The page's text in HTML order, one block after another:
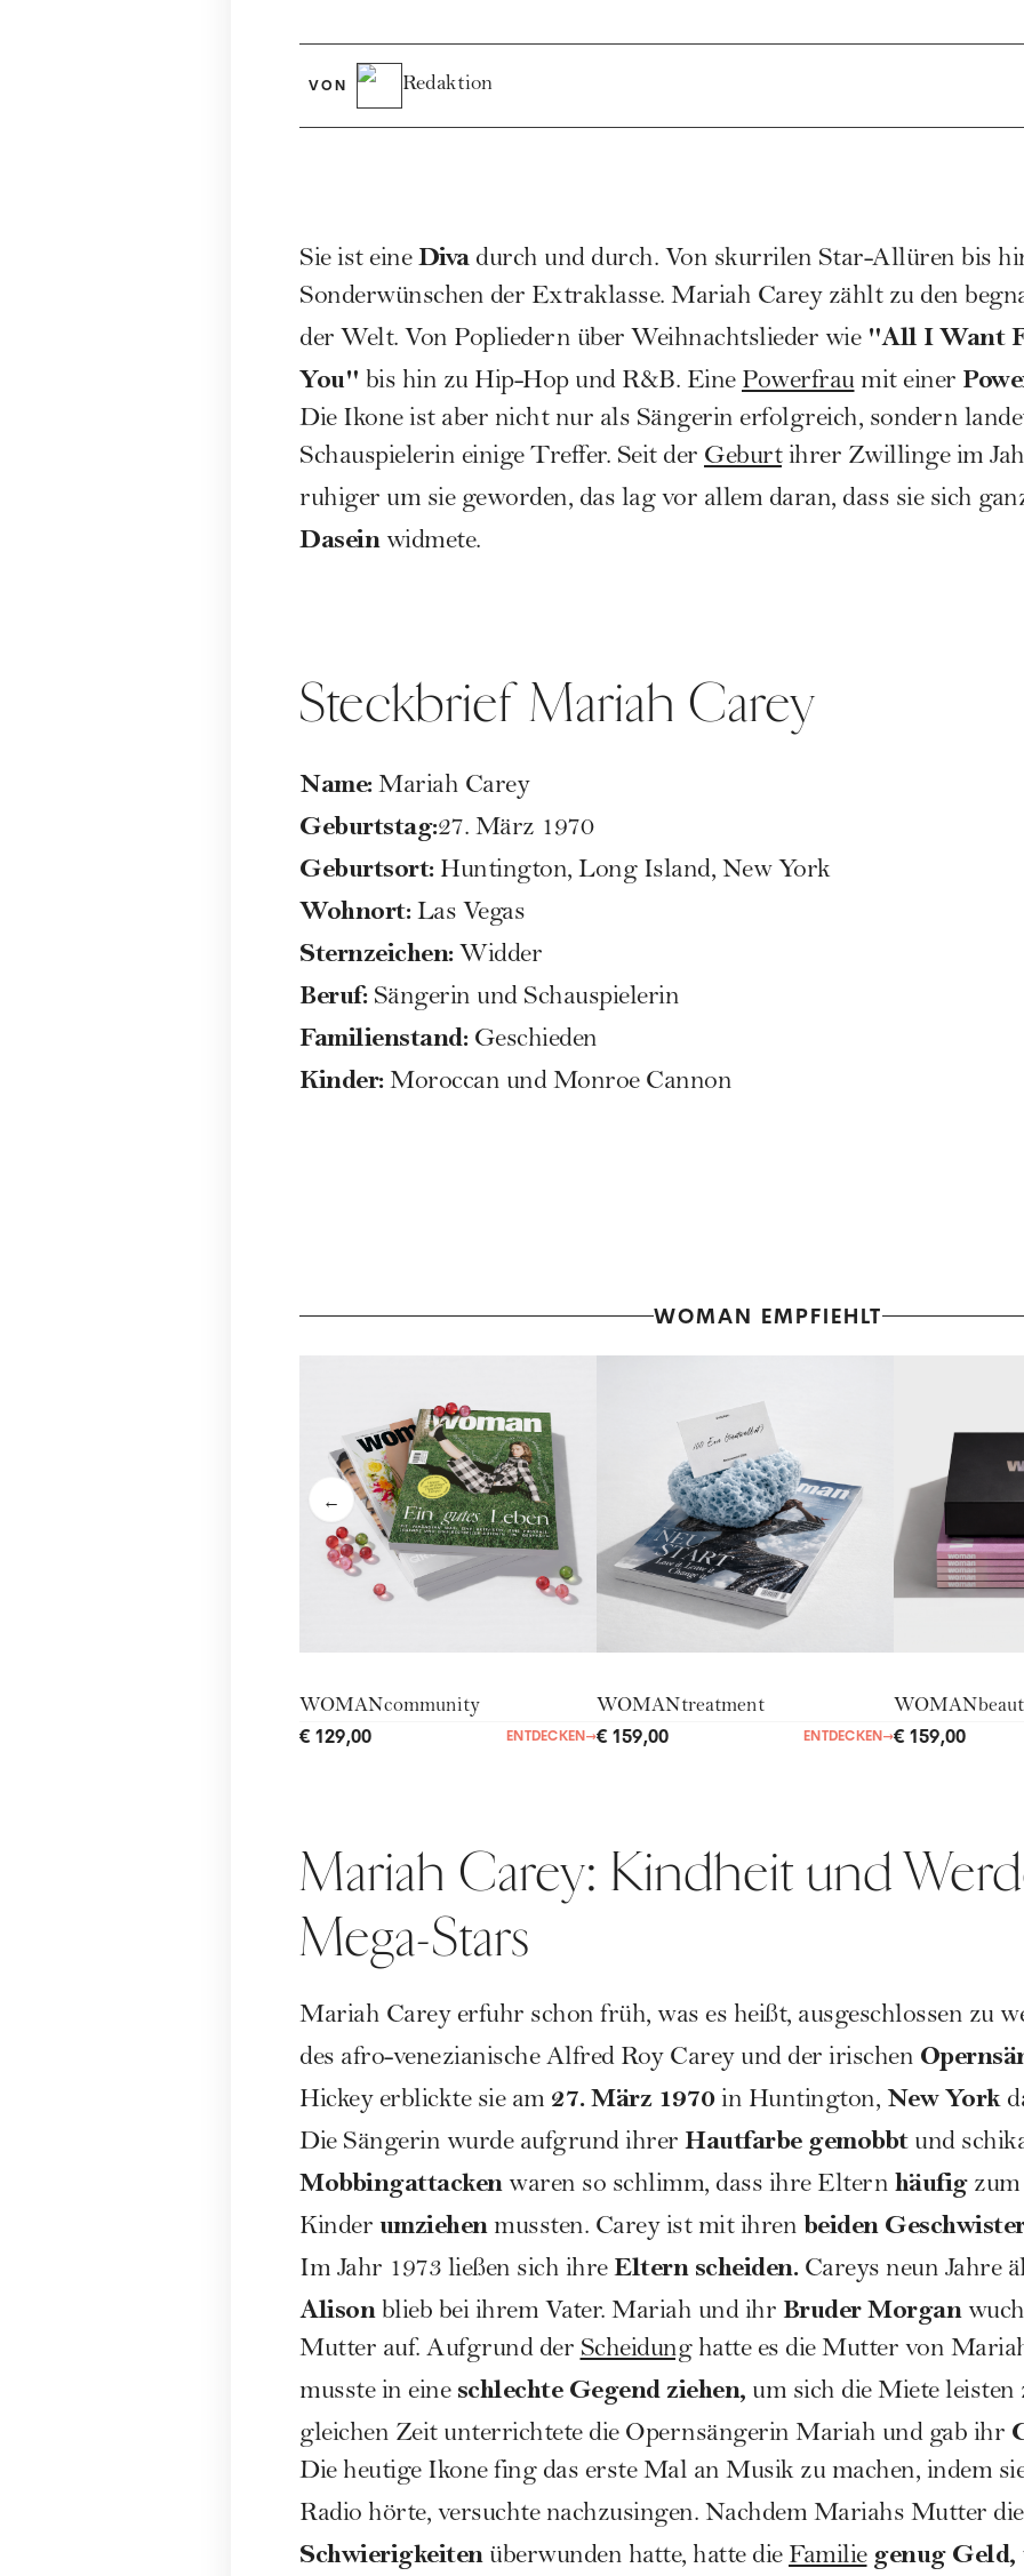
VON Redaktion
Sie ist eine Divadurch und durch. Von skurrilen Star-Allüren bis
Sonderwünschen der Extraklasse. Mariah Carey zählt zu den
der Welt. Von Popliedern über Weihnachtslieder wie "All I Want
You" bis hin zu Hip-Hop und R&B. Eine Powerfrau mit einer
Die Ikone ist aber nicht nur als Sängerin erfolgreich, sondern
Schauspielerin einige Treffer. Seit der Geburtihrer Zwillinge im
ruhiger um sie geworden, das lag vor allem daran, dass sie sich
Daseinwidmete.
Steckbrief Mariah Carey
Name: Mariah Carey
Geburtstag:27. März 1970
Geburtsort:Huntington, Long Island, New York
Wohnort: Las Vegas
Sternzeichen:Widder
Beruf: Sängerin und Schauspielerin
Familienstand:Geschieden
Kinder:Moroccan und Monroe Cannon
WOMAN EMPFIEHLT
←
WOMANcommunity
€ 129,00 ENTDECKEN→
WOMANtreatment
€ 159,00 ENTDECKEN→€ 159,00
Mariah Carey: Kindheit und
Mega-Stars
Mariah Carey erfuhr schon früh, was es heißt, ausgeschlossen zu
des afro-venezianische Alfred Roy Carey und der irischen
Hickey erblickte sie am 27. März 1970in Huntington, New York
Die Sängerin wurde aufgrund ihrer Hautfarbe gemobbtund
Mobbingattackenwaren so schlimm, dass ihre Eltern häufigzum
Kinder umziehenmussten. Carey ist mit ihren beiden
Im Jahr 1973 ließen sich ihre Eltern scheiden.Careys neun Jahre
Alisonblieb bei ihrem Vater. Mariah und ihr Bruder Morgan
Mutter auf. Aufgrund der Scheidunghatte es die Mutter von
musste in eine schlechte Gegend ziehen, um sich die Miete
gleichen Zeit unterrichtete die Opernsängerin Mariah und gab ihr
Die heutige Ikone fing das erste Mal an Musik zu machen, indem
Radio hörte, versuchte nachzusingen. Nachdem Mariahs Mutter
Schwierigkeitenüberwunden hatte, hatte die Familie genug Geld,